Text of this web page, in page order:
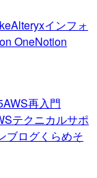
Alteryxインフォ
OneNotion
AWS再入門
テクニカルサポ
ブログくらめそ